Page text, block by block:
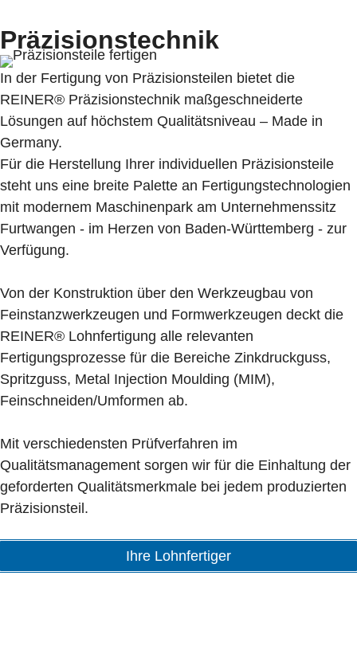
Präzisionstechnik
In der Fertigung von Präzisionsteilen bietet die
REINER® Präzisionstechnik maßgeschneiderte
Lösungen auf höchstem Qualitätsniveau – Made in
Germany.
Für die Herstellung Ihrer individuellen Präzisionsteile
steht uns eine breite Palette an Fertigungstechnologien
mit modernem Maschinenpark am Unternehmenssitz
Furtwangen - im Herzen von Baden-Württemberg - zur
Verfügung.
Von der Konstruktion über den Werkzeugbau von
Feinstanzwerkzeugen und Formwerkzeugen deckt die
REINER® Lohnfertigung alle relevanten
Fertigungsprozesse für die Bereiche Zinkdruckguss,
Spritzguss, Metal Injection Moulding (MIM),
Feinschneiden/Umformen ab.
Mit verschiedensten Prüfverfahren im
Qualitätsmanagement sorgen wir für die Einhaltung der
geforderten Qualitätsmerkmale bei jedem produzierten
Präzisionsteil.
Ihre Lohnfertiger